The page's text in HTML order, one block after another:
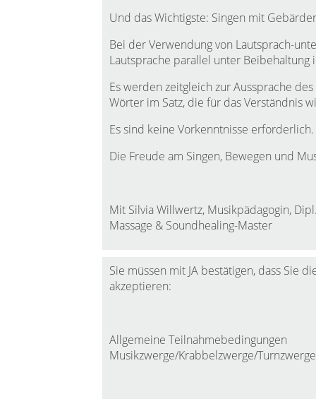
Und das Wichtigste: Singen mit
Bei der Verwendung von Lautsprach-
Lautsprache parallel unter
Es werden zeitgleich zur Aussprache
Wörter im Satz, die für das Verständnis
Es sind keine Vorkenntnisse erforderlich.
Die Freude am Singen, Bewegen und
Mit Silvia Willwertz, Musikpädagogin,
Massage & Soundhealing-Master
Sie müssen mit JA bestätigen, dass Sie
akzeptieren:
Allgemeine Teilnahmebedingungen
Musikzwerge/Krabbelzwerge/